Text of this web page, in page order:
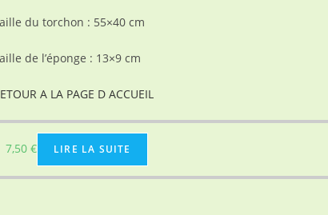
du torchon : 55×40 cm
de l’éponge : 13×9 cm
A LA PAGE D ACCUEIL
7,50 € LIRE LA SUITE